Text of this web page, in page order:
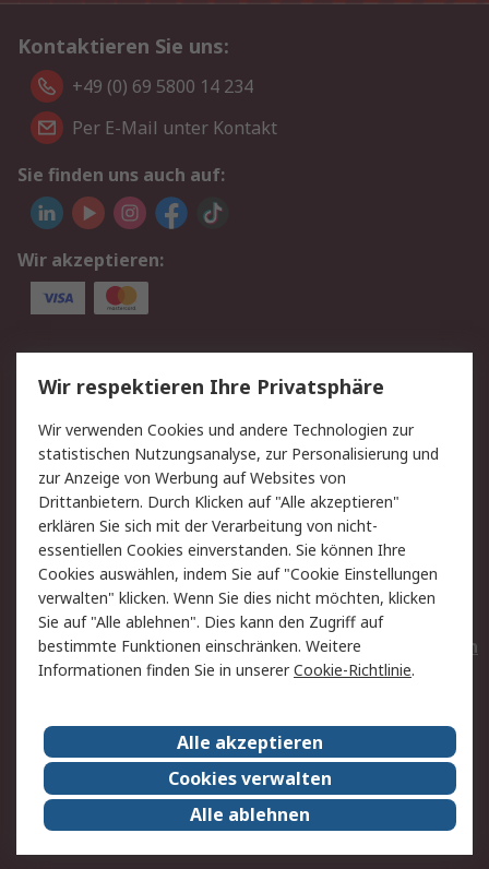
Kontaktieren Sie uns:
+49 (0) 69 5800 14 234
Per E-Mail unter Kontakt
Sie finden uns auch auf:
Wir akzeptieren:
Service
Value Added Services
Lieferlösungen
Rücksendungen
Kontakt
Hilfe
Privatkunden
Rechtliches
AGB
Datenschutz
Cookie-Richtlinie
Zahlungsbedingungen
Copyright/Impressum
Entsorgung
Elektrogeräte/Batterien
RS weltweit
Karriere bei RS
Nachhaltigkeit
Qualität/Umwelt/ZertifikatePresse-Center
Event-Center
Wir respektieren Ihre Privatsphäre
Wir verwenden Cookies und andere Technologien zur
statistischen Nutzungsanalyse, zur Personalisierung und
zur Anzeige von Werbung auf Websites von
Drittanbietern. Durch Klicken auf "Alle akzeptieren"
erklären Sie sich mit der Verarbeitung von nicht-
essentiellen Cookies einverstanden. Sie können Ihre
Cookies auswählen, indem Sie auf "Cookie Einstellungen
verwalten" klicken. Wenn Sie dies nicht möchten, klicken
Sie auf "Alle ablehnen". Dies kann den Zugriff auf
bestimmte Funktionen einschränken. Weitere
Informationen finden Sie in unsererCookie-Richtlinie.
Alle akzeptieren
Cookies verwalten
Alle ablehnen